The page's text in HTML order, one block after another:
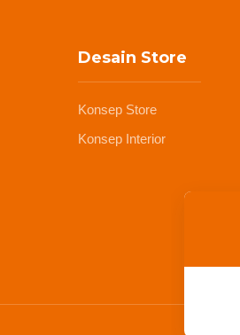
Desain Store
Konsep Store
Konsep Interior